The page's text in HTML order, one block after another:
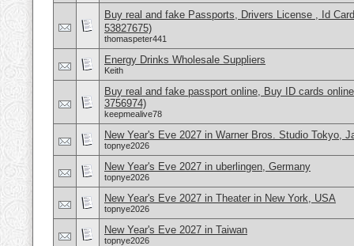
Buy real and fake Passports, Drivers License , Id
53827675)
thomaspeter441
Energy Drinks Wholesale Suppliers
Keith
Buy real and fake passport online, Buy ID cards
3756974)
keepmealive78
New Year's Eve 2027 in Warner Bros. Studio Tokyo,
topnye2026
New Year's Eve 2027 in uberlingen, Germany
topnye2026
New Year's Eve 2027 in Theater in New York, USA
topnye2026
New Year's Eve 2027 in Taiwan
topnye2026